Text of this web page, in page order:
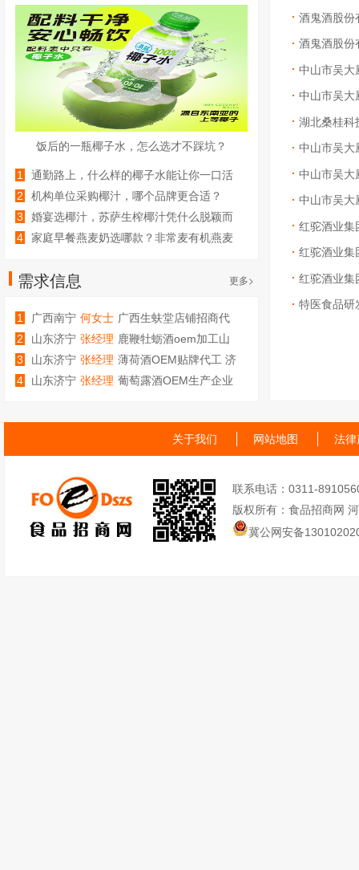
酒鬼酒股份
酒鬼酒股份
中山市吴大
中山市吴大
湖北桑桂科
中山市吴大
中山市吴大
中山市吴大
红驼酒业集
红驼酒业集
红驼酒业集
特医食品研
饭后的一瓶椰子水，怎么选才不踩坑？
1
通勤路上，什么样的椰子水能让你一口活
过来？
2
机构单位采购椰汁，哪个品牌更合适？
3
婚宴选椰汁，苏萨生榨椰汁凭什么脱颖而
出？
4
家庭早餐燕麦奶选哪款？非常麦有机燕麦
需求信息 更多>
1 广西南宁 何女士 广西生蚨堂店铺招商代
理加盟
2 山东济宁 张经理 鹿鞭牡蛎酒oem加工山
东庆葆堂
3 山东济宁 张经理 薄荷酒OEM贴牌代工 济
宁庆葆堂生物
4 山东济宁 张经理 葡萄露酒OEM生产企业
关于我们 网站地图 法律
联系电话：0311-
版权所有：食品招商网
冀公网安备